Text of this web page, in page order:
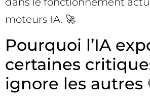
moteurs IA. 🚀
Pourquoi l’IA
certaines
ignore les autres